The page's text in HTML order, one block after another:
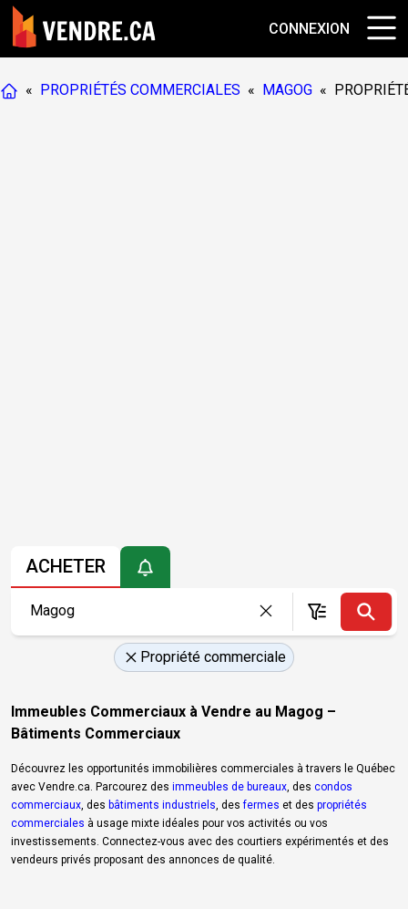
CONNEXION
« PROPRIÉTÉS COMMERCIALES « MAGOG «
ACHETER
Propriété commerciale
Immeubles Commerciaux à Vendre au Magog –
Bâtiments Commerciaux
Découvrez les opportunités immobilières commerciales à travers le Québec
avec Vendre.ca. Parcourez des immeubles de bureaux , des condos
commerciaux , des bâtiments industriels , desfermes et des propriétés
commerciales à usage mixte idéales pour vos activités ou vos
investissements. Connectez-vous avec des courtiers expérimentés et des
vendeurs privés proposant des annonces de qualité.